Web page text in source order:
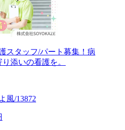
スタッフ/パート募集！病
添いの看護を。
風/13872